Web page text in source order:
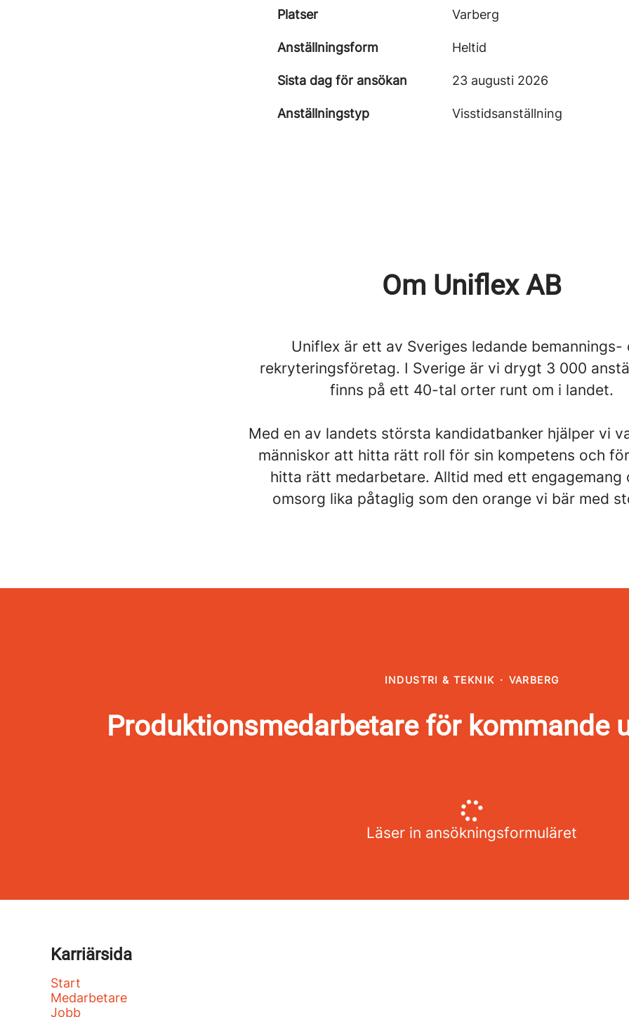
Platser Varberg
Anställningsform Heltid
Sista dag för ansökan 23 augusti 2026
Anställningstyp Visstidsanställning
Om Uniflex AB
Uniflex är ett av Sveriges ledande bemannings-
rekryteringsföretag. I Sverige är vi drygt 3 000
finns på ett 40-tal orter runt om i landet.
Med en av landets största kandidatbanker hjälper vi
människor att hitta rätt roll för sin kompetens och
hitta rätt medarbetare. Alltid med ett engagemang
omsorg lika påtaglig som den orange vi bär med
INDUSTRI & TEKNIK · VARBERG
Produktionsmedarbetare för kommande
Läser in ansökningsformuläret
Karriärsida
Start
Medarbetare
Jobb